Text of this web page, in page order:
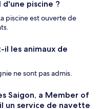
piscine ?
piscine est ouverte de
les animaux de
ne sont pas admis.
Saigon, a Member of
un service de navette